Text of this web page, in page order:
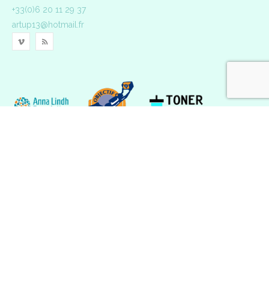
+33(0)6 20 11 29 37
artup13@hotmail.fr